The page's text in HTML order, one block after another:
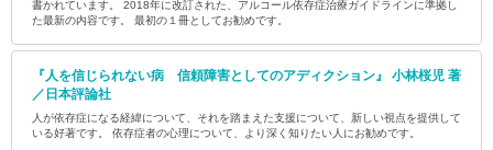
書かれています。 2018年に改訂された、アルコール依存症治療ガイドラインに準拠し
た最新の内容です。 最初の１冊としてお勧めです。
『人を信じられない病 信頼障害としてのアディクション』 小林桜児 著
／日本評論社
人が依存症になる経緯について、それを踏まえた支援について、新しい視点を提供して
いる好著です。 依存症者の心理について、より深く知りたい人にお勧めです。